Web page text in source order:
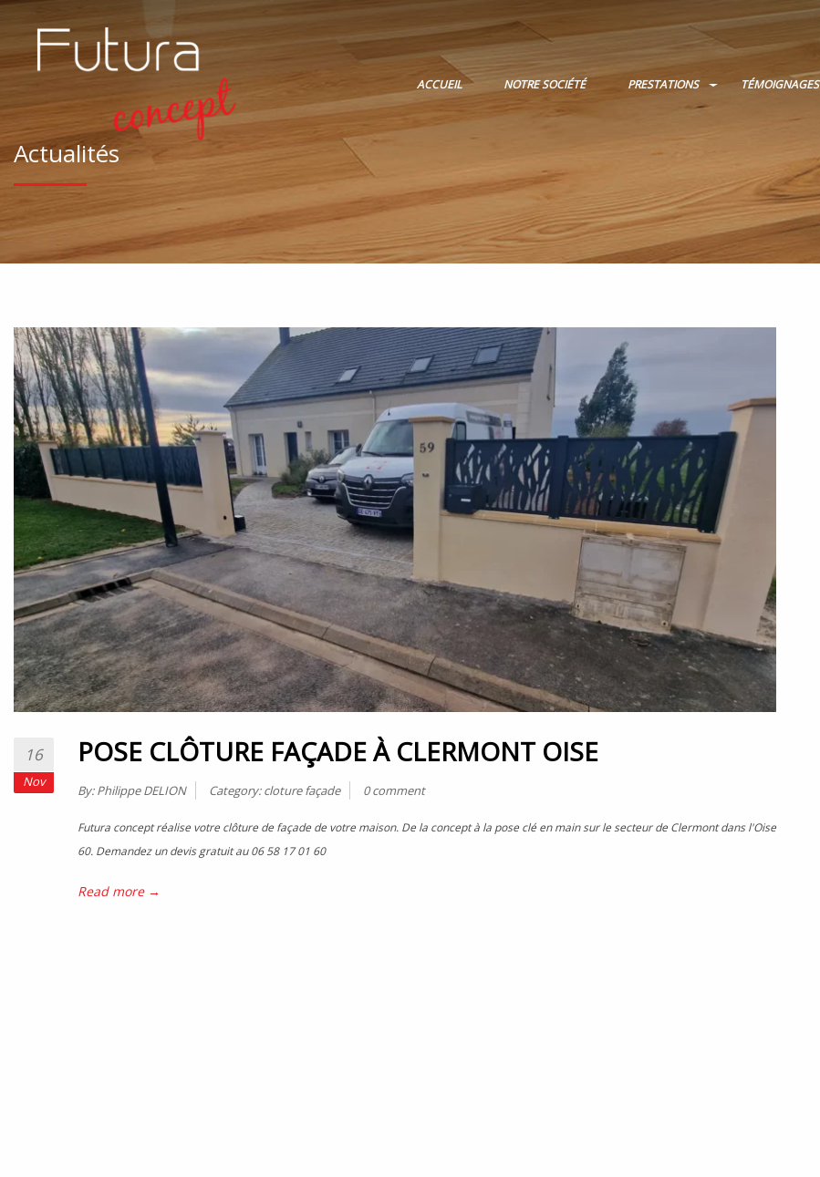
ACCUEIL NOTRE SOCIÉTÉ PRESTATIONS TÉMOIGNAGES
Actualités
16
Nov
POSE CLÔTURE FAÇADE À CLERMONT OISE
By:Philippe DELION Category:cloture façade 0 comment
Futura concept réalise votre clôture de façade de votre maison. De la concept à la pose clé en main sur le secteur de Clermont dans l'Oise
60. Demandez un devis gratuit au 06 58 17 01 60
Read more →